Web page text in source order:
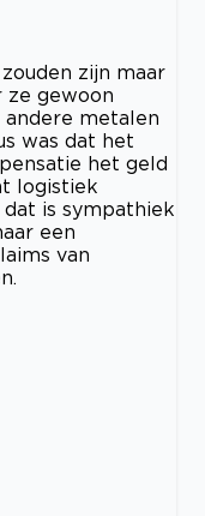
zijn maar
gewoon
metalen
was dat het
het geld
logistiek
is sympathiek
een
van